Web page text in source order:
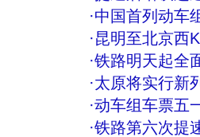
·中国首列动车
·昆明至北京西
·铁路明天起全
·太原将实行新
·动车组车票五
·铁路第六次提